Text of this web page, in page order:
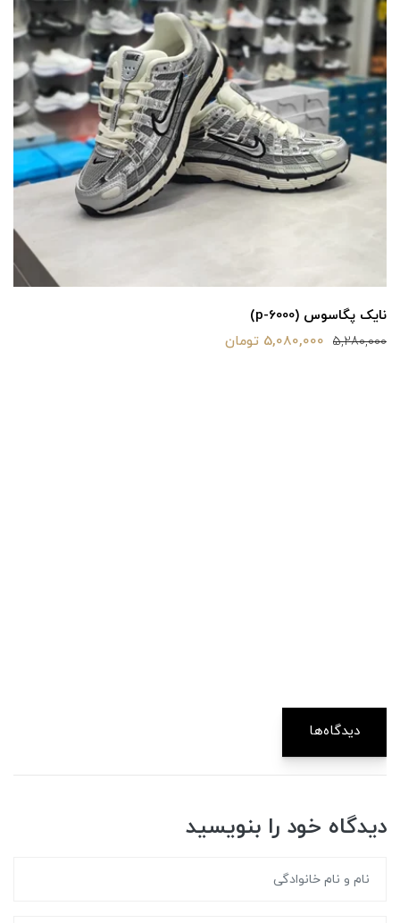
نایک پگاسوس (p-6000)
5,280,000 5,080,000 تومان
دیدگاه‌ها
دیدگاه خود را بنویسید